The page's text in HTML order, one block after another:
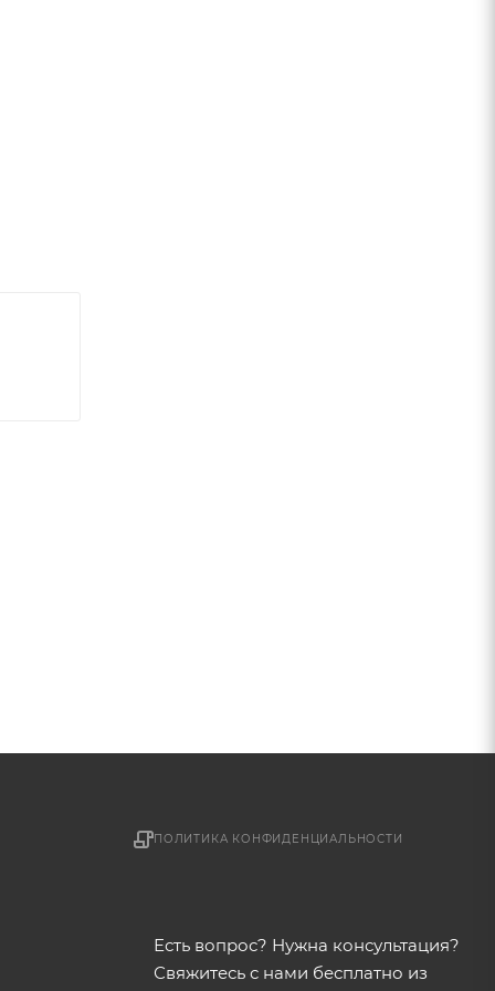
ПОЛИТИКА КОНФИДЕНЦИАЛЬНОСТИ
Есть вопрос? Нужна консультация?
Свяжитесь с нами бесплатно из